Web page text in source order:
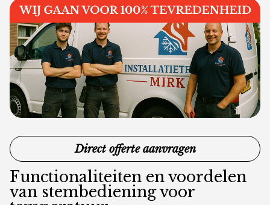
Direct offerte aanvragen
Functionaliteiten en voordelen
van stembediening voor